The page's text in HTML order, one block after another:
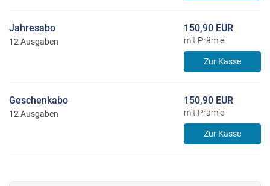
Jahresabo
12 Ausgaben
150,90 EUR
mit Prämie
Zur Kasse
Geschenkabo
12 Ausgaben
150,90 EUR
mit Prämie
Zur Kasse